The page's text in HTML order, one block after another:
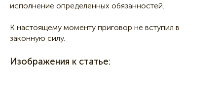
исполнение определенных обязанностей.
К настоящему моменту приговор не вступил в
законную силу.
Изображения к статье: